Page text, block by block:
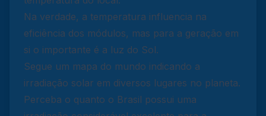
Na verdade, a temperatura influencia na
eficiência dos módulos, mas para a geração em
si o importante é a luz do Sol.
Segue um mapa do mundo indicando a
irradiação solar em diversos lugares no planeta.
Perceba o quanto o Brasil possui uma